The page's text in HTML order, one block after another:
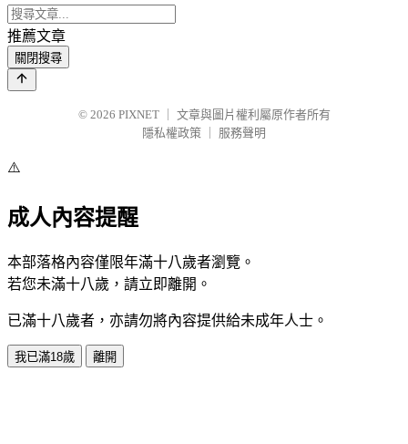
推薦文章
關閉搜尋
© 2026 PIXNET
文章與圖片權利屬原作者所有
隱私權政策
服務聲明
⚠️
成人內容提醒
本部落格內容僅限年滿十八歲者瀏覽。
若您未滿十八歲，請立即離開。
已滿十八歲者，亦請勿將內容提供給未成年人士。
我已滿18歲 離開